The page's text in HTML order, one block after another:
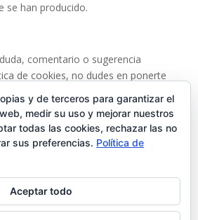
se han producido.
comentario o sugerencia
de cookies, no dudes en ponerte
a través de las siguientes
de Cáceres
s/n
caceres.es
y de terceros para garantizar el
medir su uso y mejorar nuestros
todas las cookies, rechazar las no
sus preferencias. Política de
Aceptar todo